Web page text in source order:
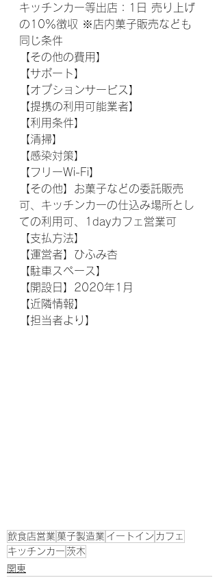
キッチンカー等出店：1日 売り上げ
の10％徴収 ※店内菓子販売なども
同じ条件
【その他の費用】
【サポート】
【オプションサービス】
【提携の利用可能業者】
【利用条件】
【清掃】
【感染対策】
【フリーWi-Fi】
【その他】お菓子などの委託販売
可、キッチンカーの仕込み場所とし
ての利用可、1dayカフェ営業可
【支払方法】
【運営者】ひふみ杏
【駐車スペース】
【開設日】2020年1月
【近隣情報】
【担当者より】
飲食店営業 菓子製造業 イートイン カフェ
キッチンカー 茨木
関東